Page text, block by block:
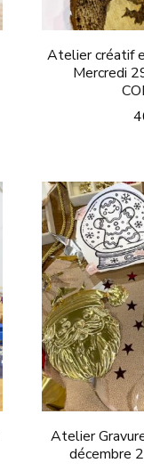
Atelier créatif
Mercredi
Atelier
décembre